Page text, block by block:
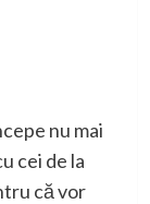
nu mai
cei de la
că vor